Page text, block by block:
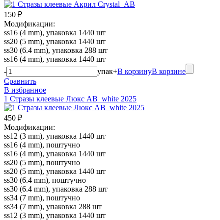
150 ₽
Модификации:
ss16 (4 mm), упаковка 1440 шт
ss20 (5 mm), упаковка 1440 шт
ss30 (6.4 mm), упаковка 288 шт
ss16 (4 mm), упаковка 1440 шт
-
упак+В корзинуВ корзине
Сравнить
В избранное
1 Стразы клеевые Люкс AB_white 2025
450 ₽
Модификации:
ss12 (3 mm), упаковка 1440 шт
ss16 (4 mm), поштучно
ss16 (4 mm), упаковка 1440 шт
ss20 (5 mm), поштучно
ss20 (5 mm), упаковка 1440 шт
ss30 (6.4 mm), поштучно
ss30 (6.4 mm), упаковка 288 шт
ss34 (7 mm), поштучно
ss34 (7 mm), упаковка 288 шт
ss12 (3 mm), упаковка 1440 шт